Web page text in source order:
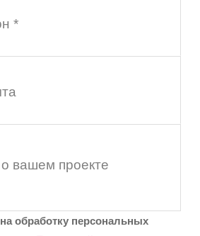
*
вашем проекте
на обработку персональных